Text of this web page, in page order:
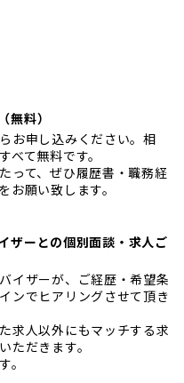
料）
お申し込みください。相
べて無料です。
って、ぜひ履歴書・職務経
お願い致します。
ザーとの個別面談・求人ご
イザーが、ご経歴・希望条
ンでヒアリングさせて頂き
求人以外にもマッチする求
ただきます。
。